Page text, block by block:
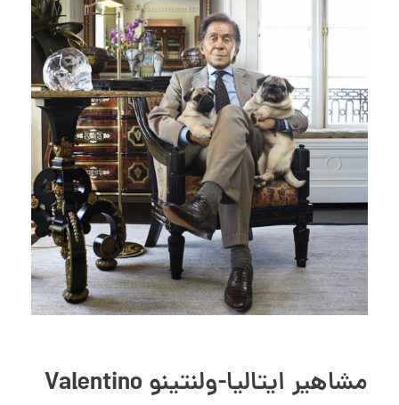
مشاهیر ایتالیا-ولنتینو Valentino